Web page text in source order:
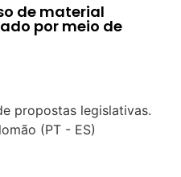
de material
por meio de